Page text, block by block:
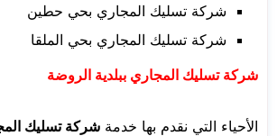
شركة تسليك المجاري بحي حطين
شركة تسليك المجاري بحي الملقا
شركة تسليك المجاري ببلدية الروضة
الأحياء التي نقدم بها خدمة شركة تسليك